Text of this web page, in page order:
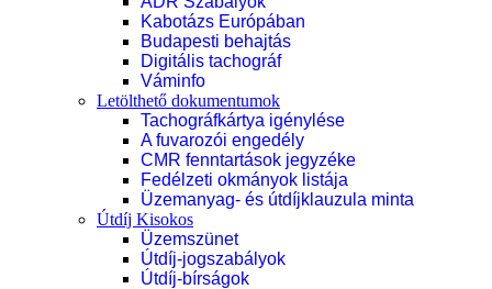
Kabotázs Európában
Budapesti behajtás
Digitális tachográf
Váminfo
Letölthető dokumentumok
Tachográfkártya igénylése
A fuvarozói engedély
CMR fenntartások jegyzéke
Fedélzeti okmányok listája
Üzemanyag- és útdíjklauzula minta
Útdíj Kisokos
Üzemszünet
Útdíj-jogszabályok
Útdíj-bírságok